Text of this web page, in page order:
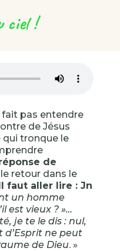
ciel !
fait pas entendre
de Jésus
qui tronque le
de
retour dans le
faut aller lire : Jn
un homme
est vieux ? »…
je te le dis : nul,
d’Esprit ne peut
de Dieu. »